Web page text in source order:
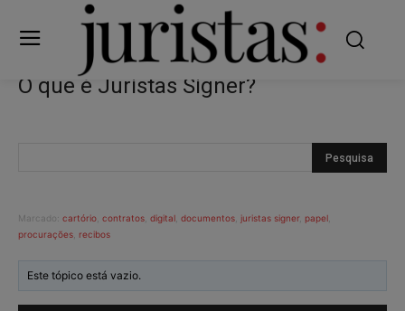
O que é Juristas Signer?
Marcado: cartório contratos digital documentos juristas signer, papel
procurações recibos
Este tópico está vazio.